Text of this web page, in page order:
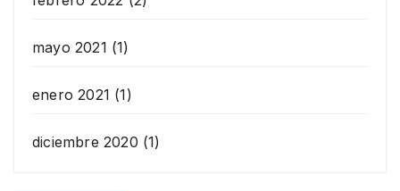
mayo 2021 (1)
enero 2021 (1)
diciembre 2020 (1)